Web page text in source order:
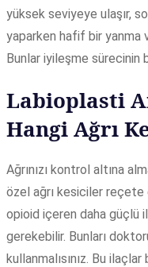
yüksek seviyeye ulaşır,
yaparken hafif bir yanma
Bunlar iyileşme sürecinin
Labioplasti
Hangi Ağrı
Ağrınızı kontrol altına
özel ağrı kesiciler
opioid içeren daha güçlü
gerekebilir. Bunları
kullanmalısınız. Bu